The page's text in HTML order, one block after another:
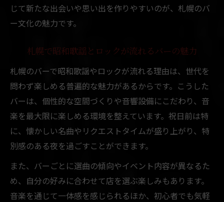
じて新たな出会いや思い出を作りやすいのが、札幌のバ
ー文化の魅力です。
札幌で昭和歌謡とロックが流れるバーの魅力
札幌のバーで昭和歌謡やロックが流れる理由は、世代を
問わず楽しめる普遍的な魅力があるからです。こうした
バーは、個性的な空間づくりや音響設備にこだわり、音
楽を最大限に楽しめる環境を整えています。祝日前は特
に、懐かしい名曲やリクエストタイムが盛り上がり、特
別感のある夜を過ごすことができます。
また、バーごとに選曲の傾向やイベント内容が異なるた
め、自分の好みに合わせて店を選ぶ楽しみもあります。
音楽を通じて一体感を感じられるほか、初心者でも気軽